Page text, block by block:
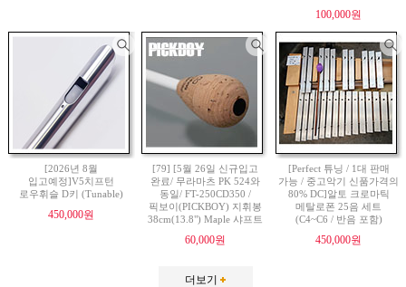
100,000원
[2026년 8월
입고예정]V5치프턴
로우휘슬 D키 (Tunable)
450,000원
[79] [5월 26일 신규입고
완료/ 무라마츠 PK 524와
동일/ FT-250CD350 /
픽보이(PICKBOY) 지휘봉
38cm(13.8") Maple 샤프트
60,000원
[Perfect 튜닝 / 1대 판매
가능 / 중고악기 신품가격의
80% DC]알토 크로마틱
메탈로폰 25음 세트
(C4~C6 / 반음 포함)
450,000원
더보기